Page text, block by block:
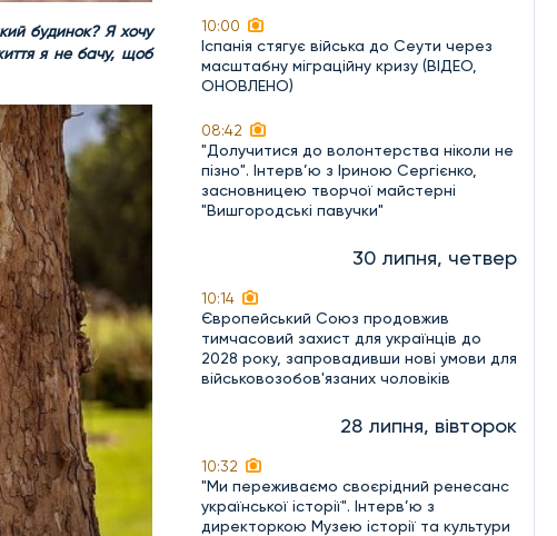
будинок? Я хочу
я не бачу, щоб
10:00
Іспанія стягує війська до Сеути через
масштабну міграційну кризу (ВІДЕО,
ОНОВЛЕНО)
08:42
"Долучитися до волонтерства ніколи не
пізно". Інтерв’ю з Іриною Сергієнко,
засновницею творчої майстерні
"Вишгородські павучки"
30 липня, четвер
10:14
Європейський Союз продовжив
тимчасовий захист для українців до
2028 року, запровадивши нові умови для
військовозобов'язаних чоловіків
28 липня, вівторок
10:32
"Ми переживаємо своєрідний ренесанс
української історії". Інтерв’ю з
директоркою Музею історії та культури